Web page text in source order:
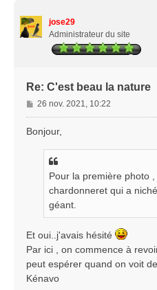
jose29
Administrateur du site
Re: C'est beau la nature
M
e
26 nov. 2021, 10:22
Bonjour,
Pour la première photo
chardonneret qui a
géant.
Et oui..j'avais hésité
Par ici , on commence à
peut espérer quand on voit
Kénavo